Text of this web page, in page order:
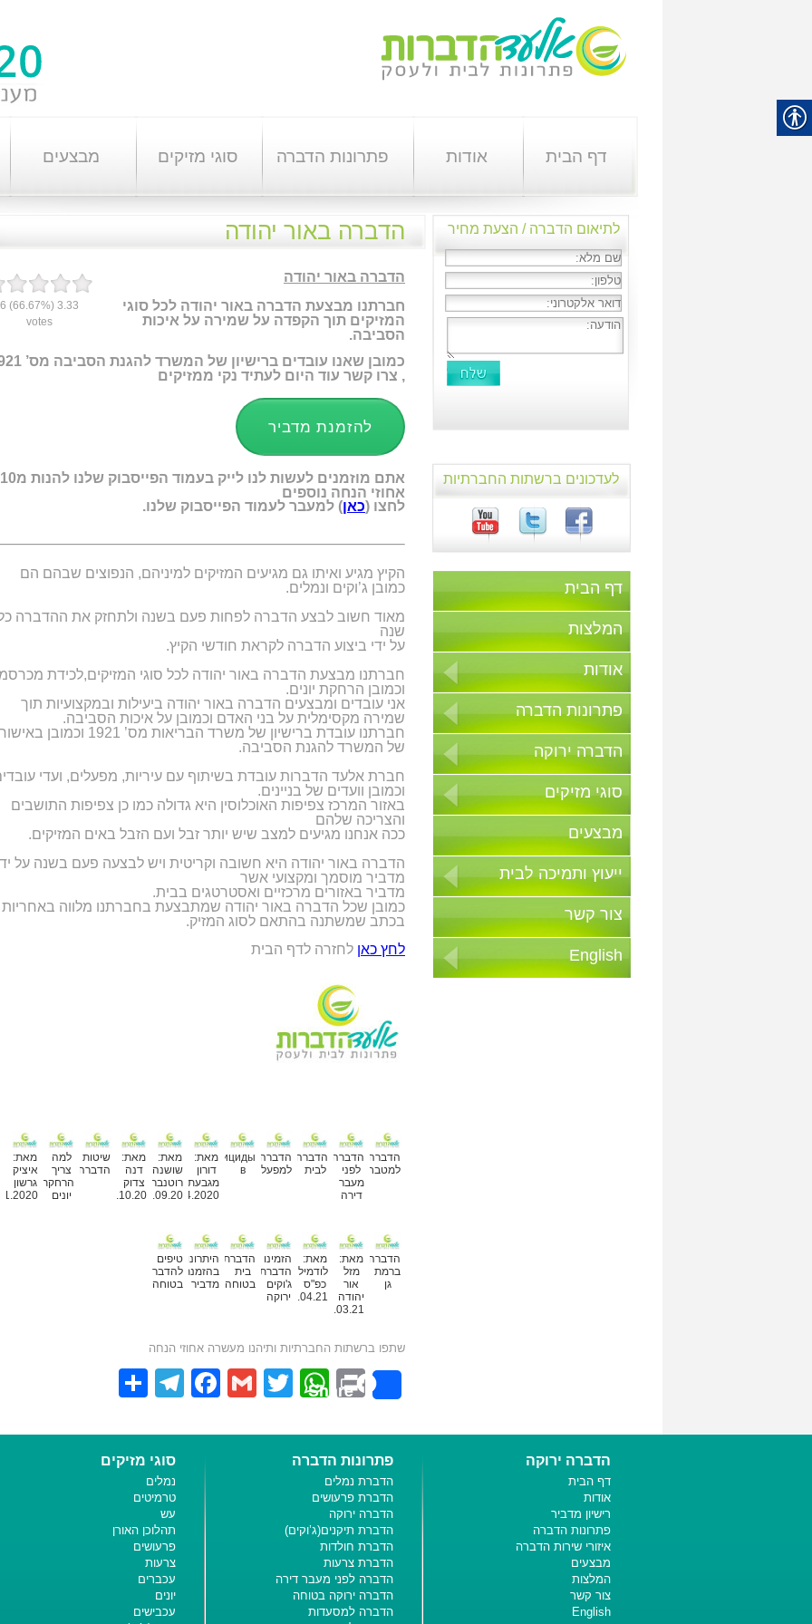
דף הבית אודות פתרונות הדברה סוגי מזיקים מבצעים
לתיאום הדברה / הצעת מחיר
לעדכונים ברשתות החברתיות
דף הבית
המלצות
אודות
פתרונות הדברה
הדברה ירוקה
סוגי מזיקים
מבצעים
ייעוץ ותמיכה לבית
צור קשר
English
הדברה באור יהודה
3.33
(66.67%)
6
votes
הדברה באור יהודה
חברתנו מבצעת הדברה באור יהודה לכל סוגי
המזיקים תוך הקפדה על שמירה על איכות
הסביבה.
כמובן שאנו עובדים ברישיון של
, צרו קשר עוד היום לעתיד נקי ממזיקים
להזמנת מדביר
אתם מוזמנים לעשות לנו לייק בעמוד הפייסבוק שלנו להנות מ10
אחוזי הנחה נוספים
לחצו (כאן) למעבר לעמוד הפייסבוק שלנו.
הקיץ מגיע ואיתו גם מגיעים המזיקים למיניהם, הנפוצים שבהם הם
כמובן ג’וקים ונמלים.
מאוד חשוב לבצע הדברה לפחות פעם בשנה ולתחזק את ההדברה
שנה
על ידי ביצוע הדברה לקראת חודשי הקיץ.
חברתנו מבצעת הדברה באור יהודה לכל סוגי המזיקים,לכידת
וכמובן הרחקת יונים.
אני עובדים ומבצעים הדברה באור יהודה ביעילות ובמקצועיות תוך
שמירה מקסימלית על בני האדם וכמובן על איכות הסביבה.
חברתנו עובדת ברישיון של משרד הבריאות מס’ 1921 וכמובן באישור
של המשרד להגנת הסביבה.
חברת אלעד הדברות עובדת בשיתוף עם עיריות, מפעלים, ועדי
וכמובן וועדים של בניינים.
באזור המרכז צפיפות האוכלוסין היא גדולה כמו כן צפיפות התושבים
והצריכה שלהם
ככה אנחנו מגיעים למצב שיש יותר זבל ועם הזבל באים המזיקים.
הדברה באור יהודה היא חשובה וקריטית ויש לבצעה פעם בשנה על
מדביר מוסמך ומקצועי אשר
מדביר באזורים מרכזיים ואסטרטגים בבית.
כמובן שכל הדברה באור יהודה שמתבצעת בחברתנו מלווה באחריות
בכתב שמשתנה בהתאם לסוג המזיק.
לחץ כאן לחזרה לדף הבית
הדברה
למטבחים
הדברה
לפני
מעבר
דירה
הדברה
לבית
הדברה
למפעלים
Пестициды
в
מאת:
דורון
מגבעתיים
23.04.2020
מאת:
שושנה
רוטנברג
24.09.20
מאת:
דנה
צדוק
11.10.20
שיטות
הדברה
למה
צריך
הרחקת
יונים
מאת:
איציק
גרשון
הדברה
ברמת
גן
מאת:
מזל
אור
יהודה
02.03.21
מאת:
לודמילה
כפ"ס
18.04.21
הזמינו
הדברת
ג'וקים
ירוקה
הדברת
בית
בטוחה
היתרונות
בהזמנת
מדביר
טיפים
להדברה
בטוחה
שתפו ברשתות החברתיות ותיהנו מעשרה אחוזי הנחה
Share
Print
WhatsApp
Twitter
Gmail
Facebook
Telegram
הדברה ירוקה
דף הבית
אודות
רישיון מדביר
פתרונות הדברה
איזורי שירות הדברה
מבצעים
המלצות
צור קשר
English
פתרונות הדברה
הדברת נמלים
הדברת פרעושים
הדברה ירוקה
הדברת תיקנים(ג’וקים)
הדברת חולדות
הדברת צרעות
הדברה לפני מעבר דירה
הדברה ירוקה בטוחה
הדברה למסעדות
סוגי מזיקים
נמלים
טרמיטים
עש
תהלוכן האורן
פרעושים
צרעות
עכברים
יונים
עכבישים